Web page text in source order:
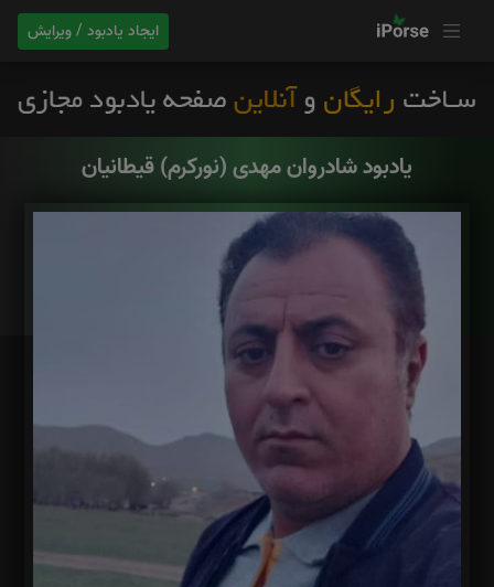
ایجاد یادبود / ویرایش
یادبود شادروان مهدی (نورکرم) قیطانیان